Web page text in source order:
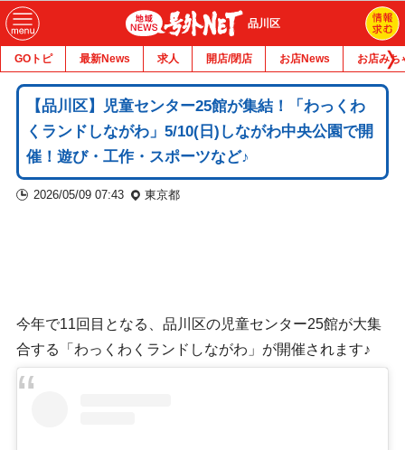
品川区
GOトピ 最新News 求人 開店/閉店 お店News お店みち
【品川区】児童センター25館が集結！「わっくわ
くランドしながわ」5/10(日)しながわ中央公園で開
催！遊び・工作・スポーツなど♪
2026/05/09 07:43 東京都
今年で11回目となる、品川区の児童センター25館が大集
合する「わっくわくランドしながわ」が開催されます♪